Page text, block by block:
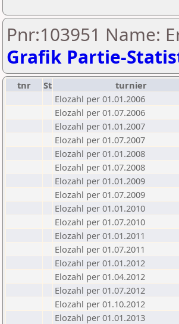
Pnr:103951 Name:
Grafik Partie-
tnr St turnier
Elozahl per 01.01.2006
Elozahl per 01.07.2006
Elozahl per 01.01.2007
Elozahl per 01.07.2007
Elozahl per 01.01.2008
Elozahl per 01.07.2008
Elozahl per 01.01.2009
Elozahl per 01.07.2009
Elozahl per 01.01.2010
Elozahl per 01.07.2010
Elozahl per 01.01.2011
Elozahl per 01.07.2011
Elozahl per 01.01.2012
Elozahl per 01.04.2012
Elozahl per 01.07.2012
Elozahl per 01.10.2012
Elozahl per 01.01.2013